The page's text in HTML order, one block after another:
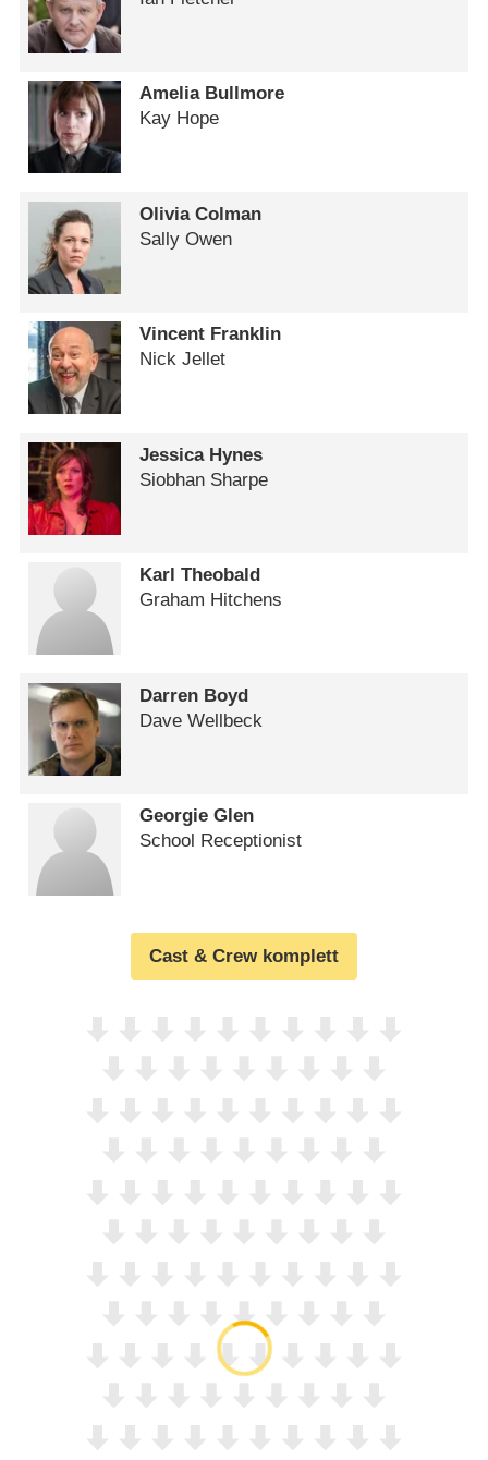
Amelia Bullmore
Kay Hope
Olivia Colman
Sally Owen
Vincent Franklin
Nick Jellet
Jessica Hynes
Siobhan Sharpe
Karl Theobald
Graham Hitchens
Darren Boyd
Dave Wellbeck
Georgie Glen
School Receptionist
Cast & Crew komplett